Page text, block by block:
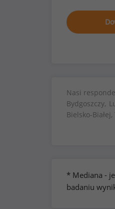
Nasi
Bydgoszczy,
Bielsko-
* Mediana -
badaniu